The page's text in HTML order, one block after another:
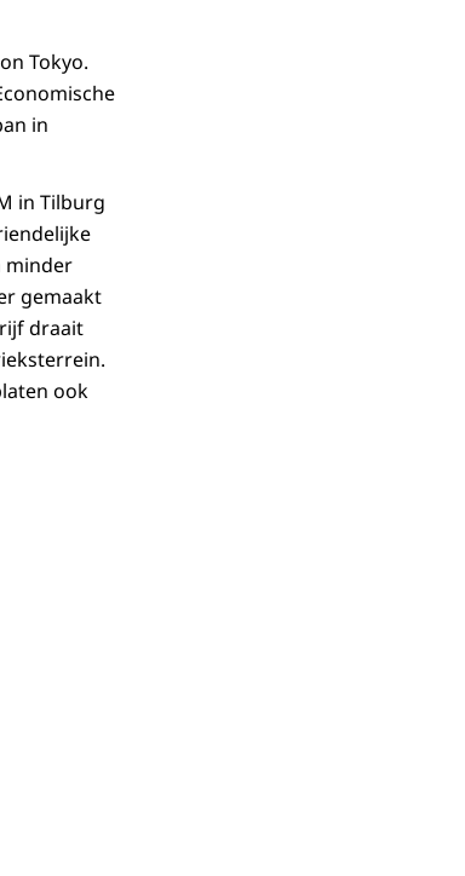
Tokyo.
in
in Tilburg
minder
gemaakt
draait
ook